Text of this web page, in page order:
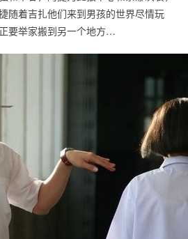
随着吉扎他们来到男孩的世界尽情玩
要举家搬到另一个地方…